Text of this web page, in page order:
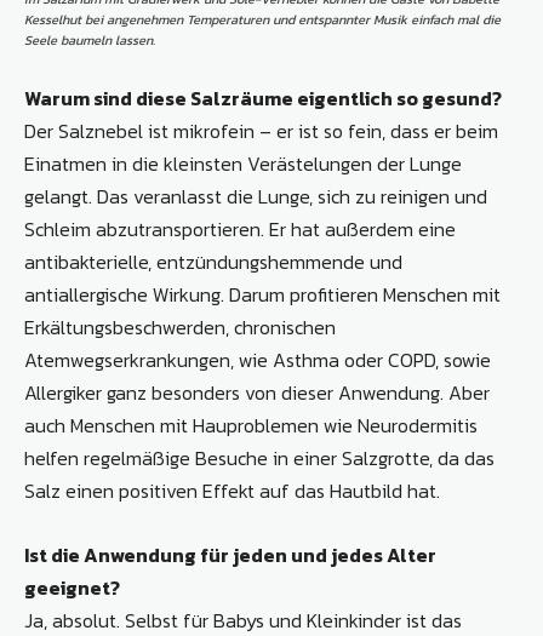
Kesselhut bei angenehmen Temperaturen und entspannter Musik einfach mal die
Seele baumeln lassen.
Warum sind diese Salzräume eigentlich so gesund?
Der Salznebel ist mikrofein – er ist so fein, dass er beim
Einatmen in die kleinsten Verästelungen der Lunge
gelangt. Das veranlasst die Lunge, sich zu reinigen und
Schleim abzutransportieren. Er hat außerdem eine
antibakterielle, entzündungshemmende und
antiallergische Wirkung. Darum profitieren Menschen mit
Erkältungsbeschwerden, chronischen
Atemwegserkrankungen, wie Asthma oder COPD, sowie
Allergiker ganz besonders von dieser Anwendung. Aber
auch Menschen mit Hauproblemen wie Neurodermitis
helfen regelmäßige Besuche in einer Salzgrotte, da das
Salz einen positiven Effekt auf das Hautbild hat.
Ist die Anwendung für jeden und jedes Alter
geeignet?
Ja, absolut. Selbst für Babys und Kleinkinder ist das